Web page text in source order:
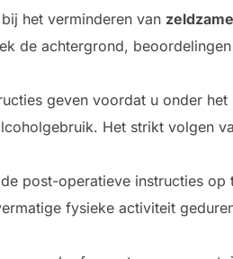
het verminderen van
de achtergrond,
geven voordat u onder het
Het strikt volgen
post-operatieve instructies op
fysieke activiteit